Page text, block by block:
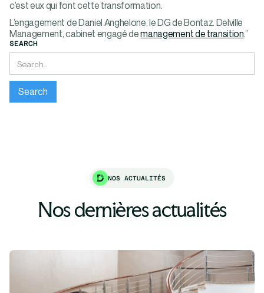
c’est eux qui font cette transformation.
L’engagement de Daniel Anghelone, le DG de Bontaz. Delville
Management, cabinet engagé demanagement de transition.”
SEARCH
NOS ACTUALITÉS
Nos dernières actualités